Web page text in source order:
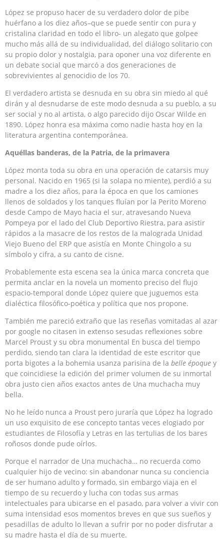
López se propuso hacer de su verdadero dolor de pibe
huérfano a los diez años–que se puede sentir con pura y
cristalina claridad en todo el libro- un alegato que golpee
mucho más allá de su individualidad, del diálogo solitario con
su propio dolor y nostalgia, para oponer una voz diferente en
un debate social que marcó a dos generaciones de
sobrevivientes al genocidio de los 70.
El verdadero artista se desnuda en su obra sin miedo al qué
dirán y al desnudarse de este modo desnuda a su pueblo, a su
ser social y no al artista, o algo parecido dijo Oscar Wilde en
1890. López honra esa máxima como nadie hasta hoy en la
literatura argentina contemporánea.
Aquéllas banderas, de la Patria, de la primavera
López monta toda su obra en una operación de catarsis muy
personal. Nacido en 1965 (si la solapa no miente), perdió a su
madre a los diez años, para la época en que los camiones
llenos de soldados y los tanques fluían por la Perito Moreno
desde Campo de Mayo hacia el sur, atravesando Nueva
Pompeya por el lado del Club Deportivo Riestra, para asistir
rápidos a la masacre de los restos de la malograda Unidad
Viejo Bueno del ERP que asistía en Monte Chingolo a su
símbolo y cifra, a su canto de cisne.
Probablemente esta escena sea la única marca concreta que
permita anclar en la novela un momento preciso del flujo
espacio-temporal donde López quiere que juguemos esta
dialéctica filosófico-poética y política que nos propone.
También me pareció extraño que las reseñas vomitadas al azar
por google no citasen in extenso sesudas reflexiones sobre
Marcel Proust y su obra monumental En busca del tiempo
perdido, siendo tan clara la identidad de este escritor que
porta bigotes a la bohemia usanza parisina de la belle époque y
que coincidiese la edición del primer volumen de su inmortal
obra justo cien años exactos antes de Una muchacha muy
bella.
No he leído nunca a Proust pero juraría que López ha logrado
un uso exquisito de ese concepto tantas veces elogiado por
estudiantes de Filosofía y Letras en las tertulias de los bares
roñosos donde pude oírlos.
Porque el narrador de Una muchacha… no recuerda como
cualquier hijo de vecino: sin abandonar nunca su conciencia
de ser humano adulto y formado, sin embargo viaja en el
tiempo de su recuerdo y lucha con todas sus armas
intelectuales para ubicarse en el pasado, para volver a vivir con
suma intensidad esos momentos breves en que sus sueños y
pesadillas de adulto lo llevan a sufrir por no poder disfrutar a
su madre hasta el día de su muerte.